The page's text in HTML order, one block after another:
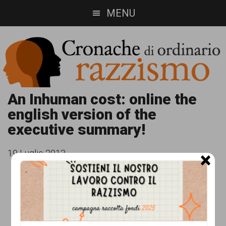
to
main
content
to
footer
MENU
Cronache
di
ordinario
razzismo
Cronachediordinariorazzismo.org
un
sito
informazione,
An Inhuman cost: online the
english version of the
executive summary!
19 Luglio 2013 ×